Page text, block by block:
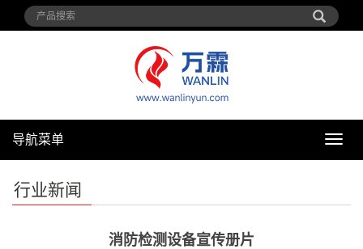
导
导航菜单
行业新闻
消防检测设备宣传册片